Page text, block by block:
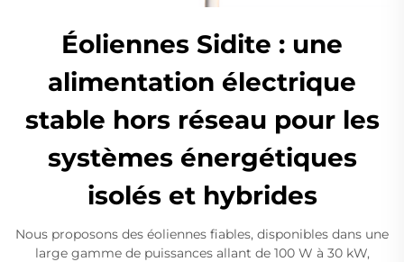
Éoliennes Sidite : une
alimentation électrique
stable hors réseau pour les
systèmes énergétiques
isolés et hybrides
Nous proposons des éoliennes fiables, disponibles dans une
large gamme de puissances allant de 100 W à 30 kW,